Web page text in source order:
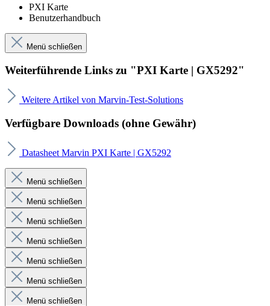
PXI Karte
Benutzerhandbuch
Menü schließen
Weiterführende Links zu "PXI Karte | GX5292"
Weitere Artikel von Marvin-Test-Solutions
Verfügbare Downloads (ohne Gewähr)
Datasheet Marvin PXI Karte | GX5292
Menü schließen
Menü schließen
Menü schließen
Menü schließen
Menü schließen
Menü schließen
Menü schließen